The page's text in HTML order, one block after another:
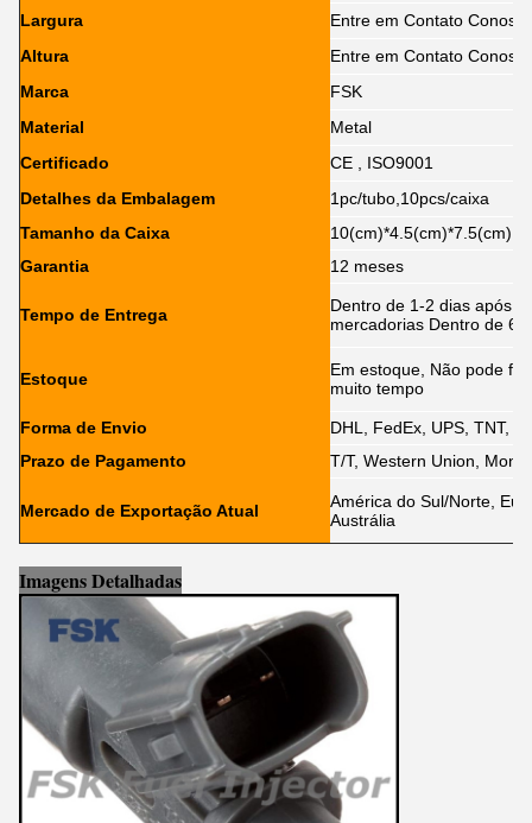
Largura
Entre em Contato
Altura
Entre em Contato
Marca
FSK
Material
Metal
Certificado
CE , ISO9001
Detalhes da Embalagem
1pc/tubo,10pcs/caixa
Tamanho da Caixa
10(cm)*4.5(cm)*7.5(cm)
Garantia
12 meses
Tempo de Entrega
Dentro de 1-2 dias após
mercadorias Dentro de 6-
Estoque
Em estoque, Não pode
muito tempo
Forma de Envio
DHL, FedEx, UPS, TNT,
Prazo de Pagamento
T/T, Western Union,
Mercado de Exportação Atual
América do Sul/Norte,
Austrália
Imagens Detalhadas